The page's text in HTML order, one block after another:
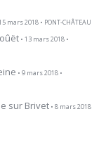
mars 2018 • PONT-CHÂTEAU
• 13 mars 2018 •
• 9 mars 2018 •
sur Brivet • 8 mars 2018